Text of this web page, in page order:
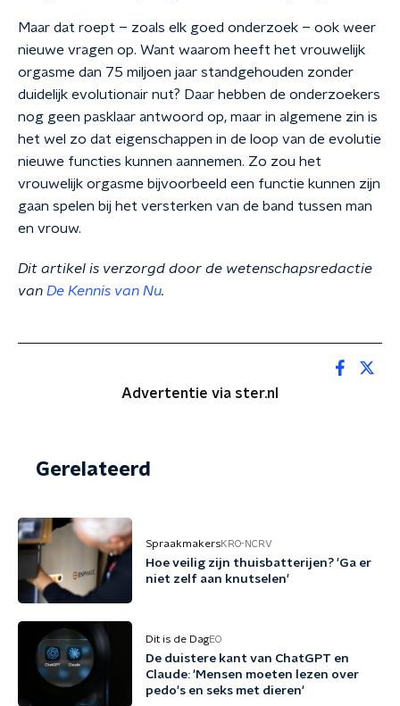
Maar dat roept – zoals elk goed onderzoek – ook weer
nieuwe vragen op. Want waarom heeft het vrouwelijk
orgasme dan 75 miljoen jaar standgehouden zonder
duidelijk evolutionair nut? Daar hebben de onderzoekers
nog geen pasklaar antwoord op, maar in algemene zin is
het wel zo dat eigenschappen in de loop van de evolutie
nieuwe functies kunnen aannemen. Zo zou het
vrouwelijk orgasme bijvoorbeeld een functie kunnen zijn
gaan spelen bij het versterken van de band tussen man
en vrouw.
Dit artikel is verzorgd door de wetenschapsredactie
van De Kennis van Nu.
Advertentie via ster.nl
Gerelateerd
SpraakmakersKRO-NCRV
Hoe veilig zijn thuisbatterijen? 'Ga er
niet zelf aan knutselen'
Dit is de DagEO
De duistere kant van ChatGPT en
Claude: 'Mensen moeten lezen over
pedo's en seks met dieren'